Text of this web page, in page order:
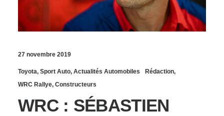
27 novembre 2019
Toyota, Sport Auto, Actualités Automobiles Rédaction,
WRC Rallye, Constructeurs
WRC : SÉBASTIEN